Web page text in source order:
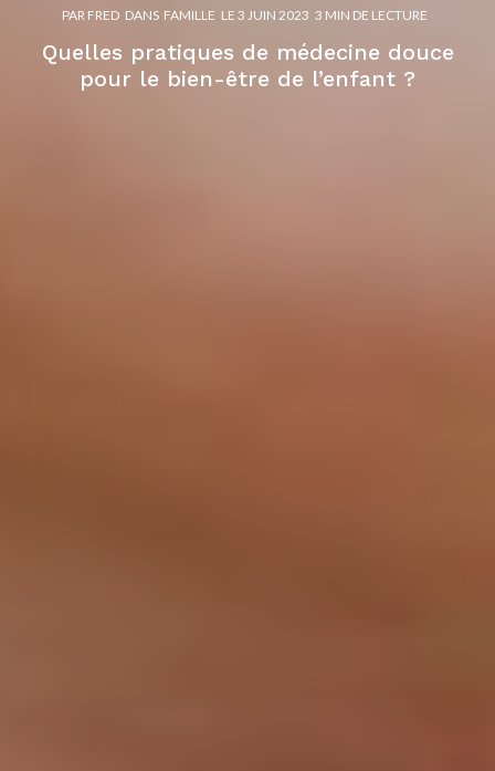
PAR FRED DANS FAMILLE LE 3 JUIN 2023 3 MIN DE LECTURE
Quelles pratiques de médecine douce
pour le bien-être de l’enfant ?